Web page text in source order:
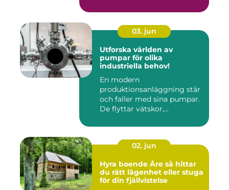
03. jun
Utforska världen av
pumpar för olika
industriella behov!
En modern
produktionsanläggning står
och faller med sina pumpar.
De flyttar vätskor,...
02. jun
Hyra boende Åre så hittar
du rätt lägenhet eller stuga
för din fjällvistelse